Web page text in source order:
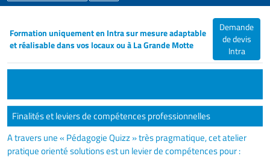
Formation uniquement en Intra sur mesure adaptable
et réalisable dans vos locaux ou à La Grande Motte
Demande
de devis
Intra
Finalités et leviers de compétences professionnelles
A travers une « Pédagogie Quizz » très pragmatique, cet atelier
pratique orienté solutions est un levier de compétences pour :